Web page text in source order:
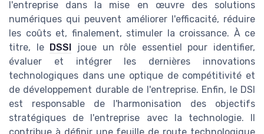
l'entreprise dans la mise en œuvre des solutions
numériques qui peuvent améliorer l'efficacité, réduire
les coûts et, finalement, stimuler la croissance. À ce
titre, le DSSI joue un rôle essentiel pour identifier,
évaluer et intégrer les dernières innovations
technologiques dans une optique de compétitivité et
de développement durable de l'entreprise. Enfin, le DSI
est responsable de l'harmonisation des objectifs
stratégiques de l'entreprise avec la technologie. Il